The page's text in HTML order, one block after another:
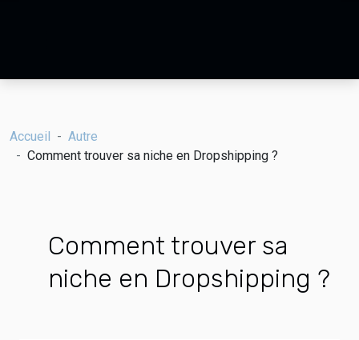
Accueil
Autre
Comment trouver sa niche en Dropshipping ?
Comment trouver sa
niche en Dropshipping ?